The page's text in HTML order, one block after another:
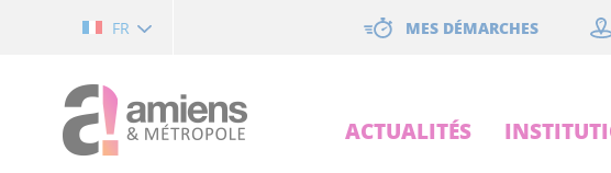
FR MES DÉMARCHES
ACTUALITÉS